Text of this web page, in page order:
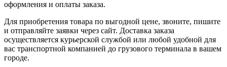
оформления и оплаты заказа.
Для приобретения товара по выгодной цене, звоните, пишите
и отправляйте заявки через сайт. Доставка заказа
осуществляется курьерской службой или любой удобной для
вас транспортной компанией до грузового терминала в вашем
городе.